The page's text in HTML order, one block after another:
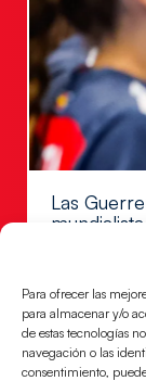
Para ofrecer las
para almacenar y/o
de estas tecnologías
navegación o las
consentimiento,
Las
mundialista
El conjunto
el oro
LEER MÁS